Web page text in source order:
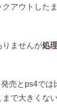
アウトした
りませんが処
売とps4では
で大きくな